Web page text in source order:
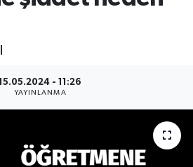
- 11:26
YAYINLANMA
Haritası